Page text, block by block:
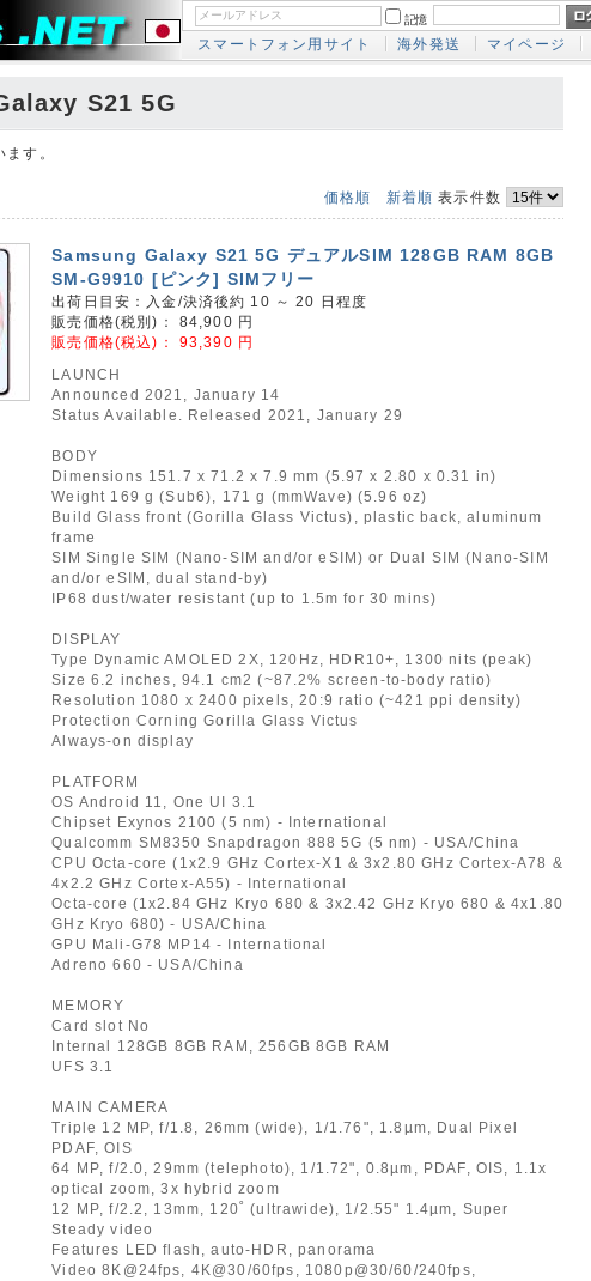
記憶
スマートフォン用サイト 海外発送 マイページ
S21 5G
す。
価格順 新着順 表示件数
Samsung Galaxy S21 5G デュアルSIM 128GB RAM 8GB
SM-G9910 [ピンク] SIMフリー
出荷日目安：入金/決済後約 10 ～ 20 日程度
販売価格(税別)： 84,900 円
販売価格(税込)： 93,390 円
LAUNCH
Announced 2021, January 14
Status Available. Released 2021, January 29
BODY
Dimensions 151.7 x 71.2 x 7.9 mm (5.97 x 2.80 x 0.31 in)
Weight 169 g (Sub6), 171 g (mmWave) (5.96 oz)
Build Glass front (Gorilla Glass Victus), plastic back, aluminum
frame
SIM Single SIM (Nano-SIM and/or eSIM) or Dual SIM (Nano-SIM
and/or eSIM, dual stand-by)
IP68 dust/water resistant (up to 1.5m for 30 mins)
DISPLAY
Type Dynamic AMOLED 2X, 120Hz, HDR10+, 1300 nits (peak)
Size 6.2 inches, 94.1 cm2 (~87.2% screen-to-body ratio)
Resolution 1080 x 2400 pixels, 20:9 ratio (~421 ppi density)
Protection Corning Gorilla Glass Victus
Always-on display
PLATFORM
OS Android 11, One UI 3.1
Chipset Exynos 2100 (5 nm) - International
Qualcomm SM8350 Snapdragon 888 5G (5 nm) - USA/China
CPU Octa-core (1x2.9 GHz Cortex-X1 & 3x2.80 GHz Cortex-A78 &
4x2.2 GHz Cortex-A55) - International
Octa-core (1x2.84 GHz Kryo 680 & 3x2.42 GHz Kryo 680 & 4x1.80
GHz Kryo 680) - USA/China
GPU Mali-G78 MP14 - International
Adreno 660 - USA/China
MEMORY
Card slot No
Internal 128GB 8GB RAM, 256GB 8GB RAM
UFS 3.1
MAIN CAMERA
Triple 12 MP, f/1.8, 26mm (wide), 1/1.76", 1.8µm, Dual Pixel
PDAF, OIS
64 MP, f/2.0, 29mm (telephoto), 1/1.72", 0.8µm, PDAF, OIS, 1.1x
optical zoom, 3x hybrid zoom
12 MP, f/2.2, 13mm, 120˚ (ultrawide), 1/2.55" 1.4µm, Super
Steady video
Features LED flash, auto-HDR, panorama
Video 8K@24fps, 4K@30/60fps, 1080p@30/60/240fps,